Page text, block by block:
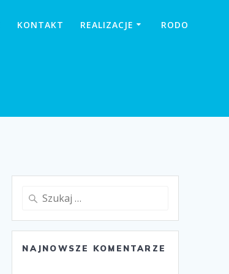
KONTAKT REALIZACJE RODO
Szukaj:
NAJNOWSZE KOMENTARZE